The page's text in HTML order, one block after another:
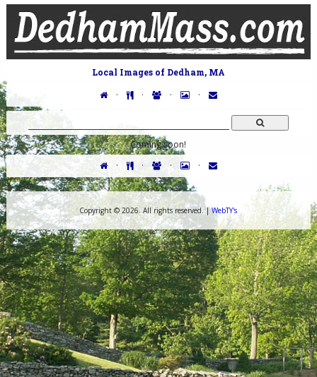
Local Images of Dedham, MA
· · · ·
Coming soon!
·
· · ·
Copyright ©2026. All rights reserved. |WebTY's